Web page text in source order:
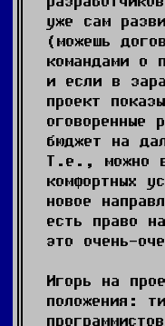
уже сам
(можешь
командами о
и если в
проект
оговоренные
бюджет на
Т.е., можно в
комфортных
новое
есть право
это очень-
Игорь на
положения: